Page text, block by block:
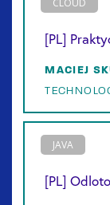
[PL]
MACIEJ
JAVA
[PL]